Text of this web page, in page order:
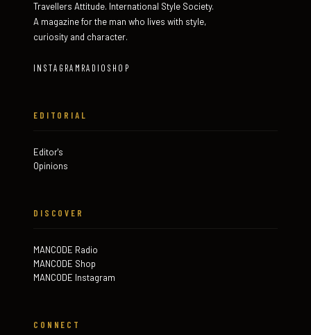
Travellers Attitude. International Style Society.
A magazine for the man who lives with style,
curiosity and character.
INSTAGRAM RADIO SHOP
EDITORIAL
Editor's
Opinions
DISCOVER
MANCODE Radio
MANCODE Shop
MANCODE Instagram
CONNECT